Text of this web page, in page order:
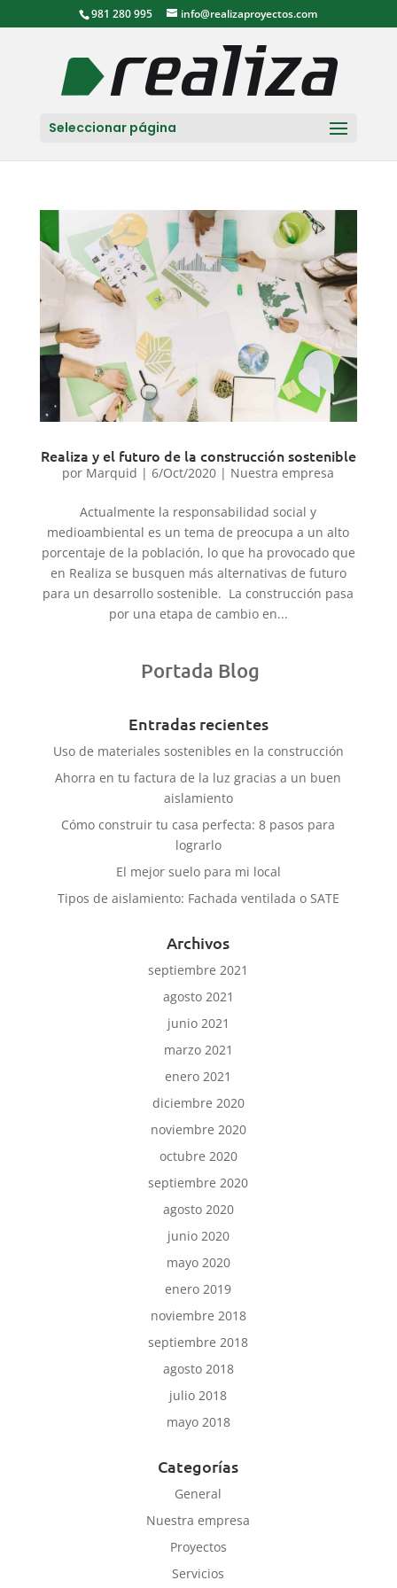
981 280 995 info@realizaproyectos.com
Seleccionar página
Realiza y el futuro de la construcción sostenible
por Marquid |6/Oct/2020 | Nuestra empresa
Actualmente la responsabilidad social y
medioambiental es un tema de preocupa a un alto
porcentaje de la población, lo que ha provocado que
en Realiza se busquen más alternativas de futuro
para un desarrollo sostenible. La construcción pasa
por una etapa de cambio en...
Portada Blog
Entradas recientes
Uso de materiales sostenibles en la construcción
Ahorra en tu factura de la luz gracias a un buen
aislamiento
Cómo construir tu casa perfecta: 8 pasos para
lograrlo
El mejor suelo para mi local
Tipos de aislamiento: Fachada ventilada o SATE
Archivos
septiembre 2021
agosto 2021
junio 2021
marzo 2021
enero 2021
diciembre 2020
noviembre 2020
octubre 2020
septiembre 2020
agosto 2020
junio 2020
mayo 2020
enero 2019
noviembre 2018
septiembre 2018
agosto 2018
julio 2018
mayo 2018
Categorías
General
Nuestra empresa
Proyectos
Servicios